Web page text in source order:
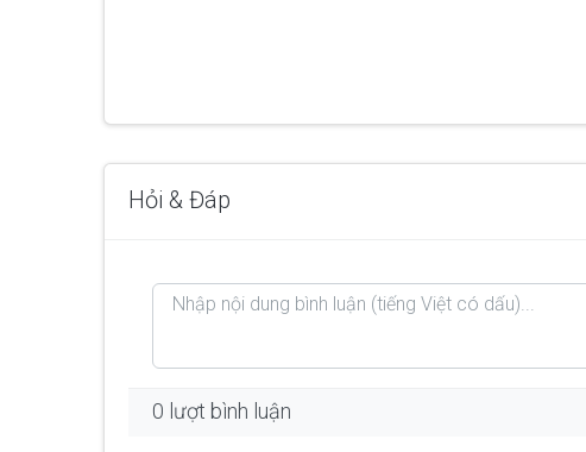
Hỏi & Đáp
0 lượt bình luận